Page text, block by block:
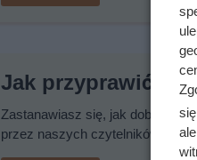
Jak przyprawić
Zastanawiasz się, jak dobrze
przez naszych czytelników.